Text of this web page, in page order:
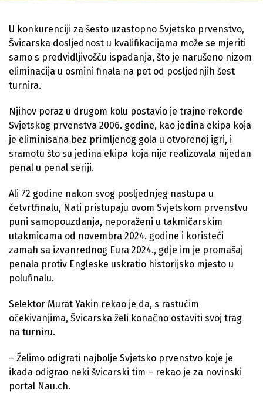
U konkurenciji za šesto uzastopno Svjetsko prvenstvo,
Švicarska dosljednost u kvalifikacijama može se mjeriti
samo s predvidljivošću ispadanja, što je narušeno nizom
eliminacija u osmini finala na pet od posljednjih šest
turnira.
Njihov poraz u drugom kolu postavio je trajne rekorde
Svjetskog prvenstva 2006. godine, kao jedina ekipa koja
je eliminisana bez primljenog gola u otvorenoj igri, i
sramotu što su jedina ekipa koja nije realizovala nijedan
penal u penal seriji.
Ali 72 godine nakon svog posljednjeg nastupa u
četvrtfinalu, Nati pristupaju ovom Svjetskom prvenstvu
puni samopouzdanja, neporaženi u takmičarskim
utakmicama od novembra 2024. godine i koristeći
zamah sa izvanrednog Eura 2024., gdje im je promašaj
penala protiv Engleske uskratio historijsko mjesto u
polufinalu.
Selektor Murat Yakin rekao je da, s rastućim
očekivanjima, Švicarska želi konačno ostaviti svoj trag
na turniru.
– Želimo odigrati najbolje Svjetsko prvenstvo koje je
ikada odigrao neki švicarski tim – rekao je za novinski
portal Nau.ch.